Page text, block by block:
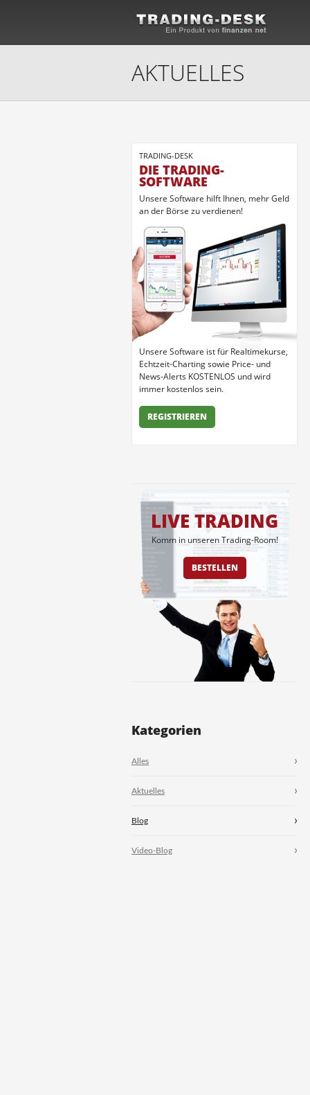
AKTUELLES
TRADING-DESK
DIE TRADING-
SOFTWARE
Unsere Software hilft Ihnen, mehr Geld
an der Börse zu verdienen!
Unsere Software ist für Realtimekurse,
Echtzeit-Charting sowie Price- und
News-Alerts KOSTENLOS und wird
immer kostenlos sein.
REGISTRIEREN
LIVE TRADING
Komm in unseren Trading-Room!
BESTELLEN
Kategorien
Alles
Aktuelles
Blog
Video-Blog